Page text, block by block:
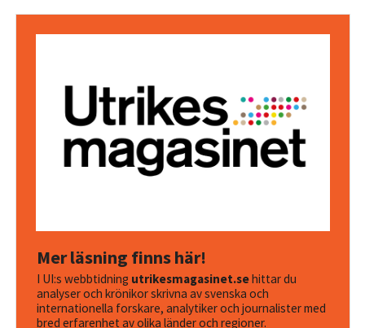
Mer läsning finns här!
I UI:s webbtidning utrikesmagasinet.sehittar du
analyser och krönikor skrivna av svenska och
internationella forskare, analytiker och journalister med
bred erfarenhet av olika länder och regioner.